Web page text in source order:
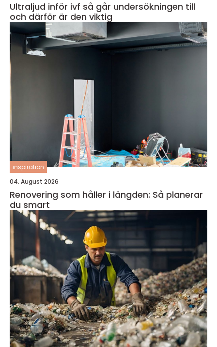
Ultraljud inför ivf så går undersökningen till
och därför är den viktig
inspiration
04. August 2026
Renovering som håller i längden: Så planerar
du smart